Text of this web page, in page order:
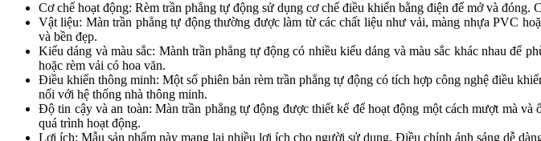
Cơ chế hoạt động: Rèm trần phẳng tự động sử dụng cơ chế điều khiển bằng điện để mở và
Vật liệu: Màn trần phẳng tự động thường được làm từ các chất liệu như vải, màng nhựa PVC
và bền đẹp.
Kiểu dáng và màu sắc: Mành trần phẳng tự động có nhiều kiểu dáng và màu sắc khác nhau để
hoặc rèm vải có hoa văn.
Điều khiển thông minh: Một số phiên bản rèm trần phẳng tự động có tích hợp công nghệ điều
nối với hệ thống nhà thông minh.
Độ tin cậy và an toàn: Màn trần phẳng tự động được thiết kế để hoạt động một cách mượt mà
quá trình hoạt động.
Lợi ích: Mẫu sản phẩm này mang lại nhiều lợi ích cho người sử dụng. Điều chỉnh ánh sáng dễ